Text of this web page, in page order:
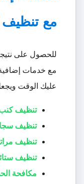
مع
للحصول على
مع خدمات
عليك الوقت
تنظيف
تنظيف
تنظيف
تنظيف
مكافحة